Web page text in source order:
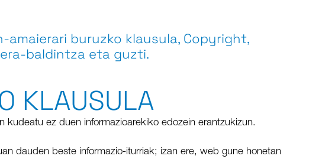
buruzko klausula, Copyright,
baldintza eta guzti.
KLAUSULA
ez duen informazioarekiko edozein erantzukizun.
dauden beste informazio-iturriak; izan ere, web gune honetan